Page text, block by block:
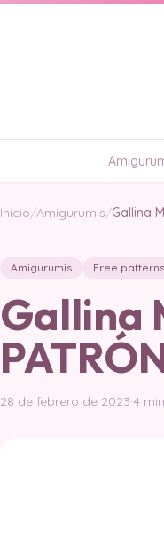
Inicio/Amigurumis/Gallina
Amigurumis Free
Gallina
28 de febrero de 2023·4